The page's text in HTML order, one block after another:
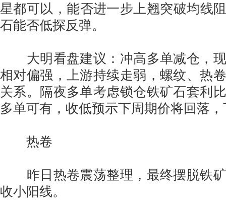
星都可以，能否进一步上翘突破均线
石能否低探反弹。
大明看盘建议：冲高多单减仓，现
相对偏强，上游持续走弱，螺纹、热
关系。隔夜多单考虑锁仓铁矿石套利
多单可有，收低预示下周期价将回落
热卷
昨日热卷震荡整理，最终摆脱铁矿
收小阳线。